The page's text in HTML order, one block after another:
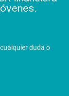
duda o